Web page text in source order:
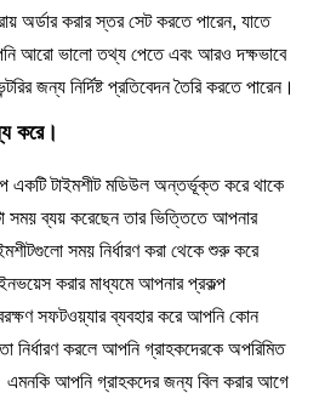
অর্ডার করার স্তর সেট করতে পারেন, যাতে
আরো ভালো তথ্য পেতে এবং আরও দক্ষভাবে
জন্য নির্দিষ্ট প্রতিবেদন তৈরি করতে পারেন।
করে।
একটি টাইমশীট মডিউল অন্তর্ভূক্ত করে থাকে
সময় ব্যয় করেছেন তার ভিত্তিতে আপনার
সময় নির্ধারণ করা থেকে শুরু করে
করার মাধ্যমে আপনার প্রকল্প
সফটওয়্যার ব্যবহার করে আপনি কোন
নির্ধারণ করলে আপনি গ্রাহকদেরকে অপরিমিত
এমনকি আপনি গ্রাহকদের জন্য বিল করার আগে